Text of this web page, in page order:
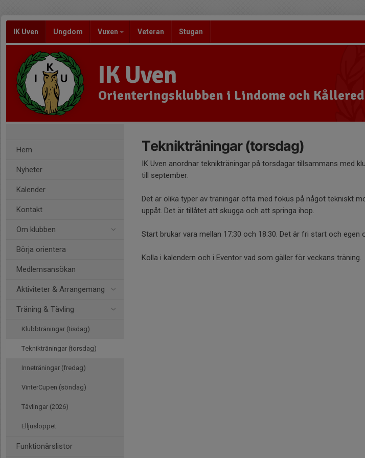
IK Uven Ungdom Vuxen Veteran Stugan
IK Uven
Orienteringsklubben i Lindome och Kållered
Hem
Nyheter
Kalender
Kontakt
Om klubben
Börja orientera
Medlemsansökan
Aktiviteter & Arrangemang
Träning & Tävling
Klubbträningar (tisdag)
Teknikträningar (torsdag)
Inneträningar (fredag)
VinterCupen (söndag)
Tävlingar (2026)
Elljusloppet
Funktionärslistor
Teknikträningar (torsdag)
IK Uven anordnar teknikträningar på torsdagar tillsammans med
till september.
Det är olika typer av träningar ofta med fokus på något tekniskt
uppåt. Det är tillåtet att skugga och att springa ihop.
Start brukar vara mellan 17:30 och 18:30. Det är fri start och egen
Kolla i kalendern och i Eventor vad som gäller för veckans träning.